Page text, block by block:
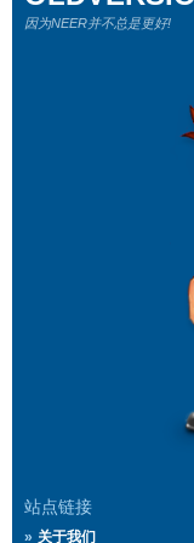
站点链接
关于我们
因为NEER并不总是更好!